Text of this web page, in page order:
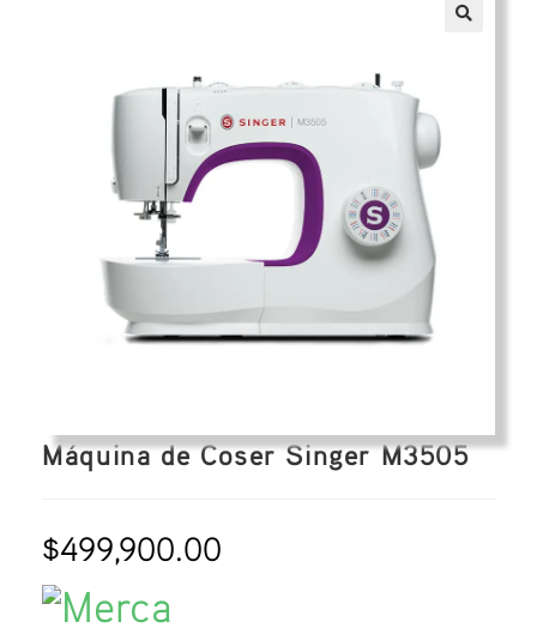
Máquina de Coser Singer M3505
$499,900.00